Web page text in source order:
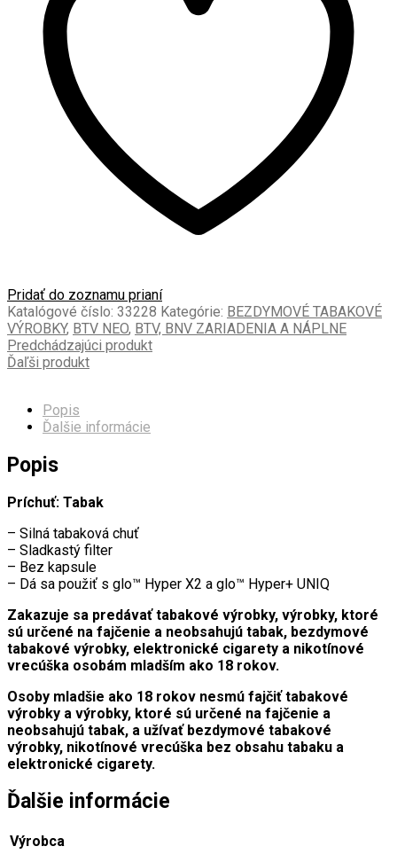
Pridať do zoznamu prianí
Katalógové číslo: 33228 Kategórie: BEZDYMOVÉ TABAKOVÉ
VÝROBKY, BTV NEO, BTV, BNV ZARIADENIA A NÁPLNE
Predchádzajúci produkt
Ďaľši produkt
Popis
Ďalšie informácie
Popis
Príchuť: Tabak
– Silná tabaková chuť
– Sladkastý filter
– Bez kapsule
– Dá sa použiť s glo™ Hyper X2 a glo™ Hyper+ UNIQ
Zakazuje sa predávať tabakové výrobky, výrobky, ktoré
sú určené na fajčenie a neobsahujú tabak, bezdymové
tabakové výrobky, elektronické cigarety a nikotínové
vrecúška osobám mladším ako 18 rokov.
Osoby mladšie ako 18 rokov nesmú fajčiť tabakové
výrobky a výrobky, ktoré sú určené na fajčenie a
neobsahujú tabak, a užívať bezdymové tabakové
výrobky, nikotínové vrecúška bez obsahu tabaku a
elektronické cigarety.
Ďalšie informácie
Výrobca